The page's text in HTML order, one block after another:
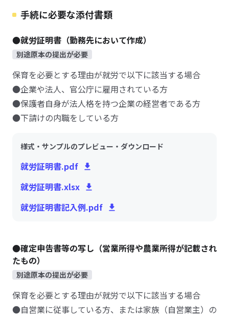
手続に必要な添付書類
●就労証明書（勤務先において作成）
別途原本の提出が必要
保育を必要とする理由が就労で以下に該当する場合
●企業や法人、官公庁に雇用されている方
●保護者自身が法人格を持つ企業の経営者である方
●下請けの内職をしている方
様式・サンプルのプレビュー・ダウンロード
就労証明書.pdf
就労証明書.xlsx
就労証明書記入例.pdf
●確定申告書等の写し（営業所得や農業所得が記載され
たもの）
別途原本の提出が必要
保育を必要とする理由が就労で以下に該当する場合
●自営業に従事している方、または家族（自営業主）の